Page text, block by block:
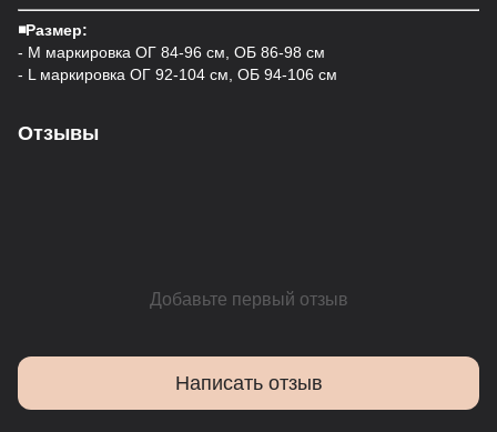
◾️Размер:
- М маркировка ОГ 84-96 см, ОБ 86-98 см
- L маркировка ОГ 92-104 см, ОБ 94-106 см
Отзывы
Добавьте первый отзыв
Написать отзыв